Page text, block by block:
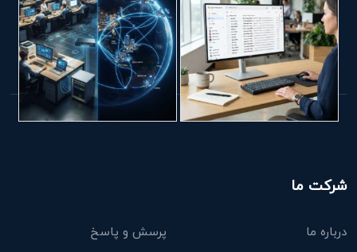
شرکت ما
درباره ما
پرسش و پاسخ